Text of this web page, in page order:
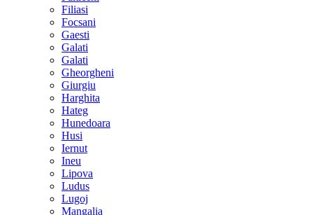
Filiasi
Focsani
Gaesti
Galati
Galati
Gheorgheni
Giurgiu
Harghita
Hateg
Hunedoara
Husi
Iernut
Ineu
Lipova
Ludus
Lugoj
Mangalia